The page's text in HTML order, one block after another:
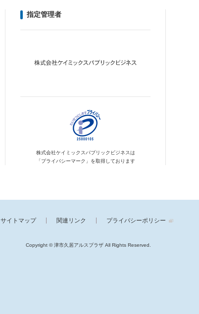
指定管理者
株式会社ケイミックスパブリックビジネスは
「プライバシーマーク」を取得しております
サイトマップ 関連リンク プライバシーポリシー
Copyright © 津市久居アルスプラザAll Rights Reserved.